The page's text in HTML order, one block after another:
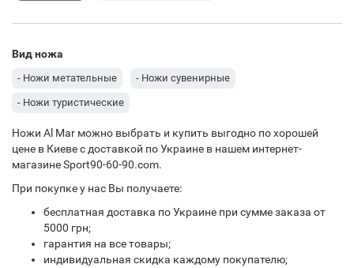
Вид ножа
- Ножи метательные - Ножи сувенирные
- Ножи туристические
Ножи Al Mar можно выбрать и купить выгодно по хорошей
цене в Киеве с доставкой по Украине в нашем интернет-
магазине Sport90-60-90.com.
При покупке у нас Вы получаете:
бесплатная доставка по Украине при сумме заказа от
5000 грн;
гарантия на все товары;
индивидуальная скидка каждому покупателю;